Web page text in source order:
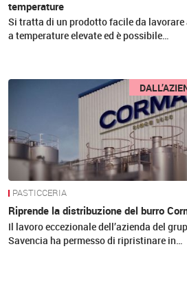
temperature
Si tratta di un prodotto facile da lavorare
a temperature elevate ed è possibile…
PASTICCERIA
Riprende la distribuzione del burro
Il lavoro eccezionale dell’azienda del
Savencia ha permesso di ripristinare in…